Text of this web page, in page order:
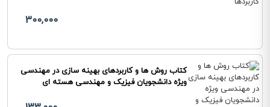
300,000
کتاب روش ها و کاربردهای بهینه سازی در مهندسی
ویژه دانشجویان فیزیک و مهندسی هسته ای